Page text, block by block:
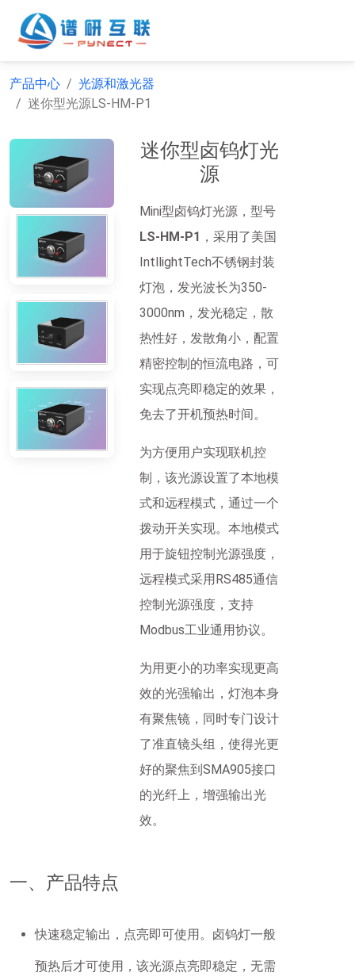
产品中心
光源和激光器
迷你型光源LS-HM-P1
迷你型卤钨灯光
源
Mini型卤钨灯光源，型号
LS-HM-P1 ，采用了美国
IntllightTech不锈钢封装
灯泡，发光波长为350-
3000nm，发光稳定，散
热性好，发散角小，配置
精密控制的恒流电路，可
实现点亮即稳定的效果，
免去了开机预热时间。
为方便用户实现联机控
制，该光源设置了本地模
式和远程模式，通过一个
拨动开关实现。本地模式
用于旋钮控制光源强度，
远程模式采用RS485通信
控制光源强度，支持
Modbus工业通用协议。
为用更小的功率实现更高
效的光强输出，灯泡本身
有聚焦镜，同时专门设计
了准直镜头组，使得光更
好的聚焦到SMA905接口
的光纤上，增强输出光
效。
一、产品特点
快速稳定输出，点亮即可使用。卤钨灯一般
预热后才可使用，该光源点亮即稳定，无需